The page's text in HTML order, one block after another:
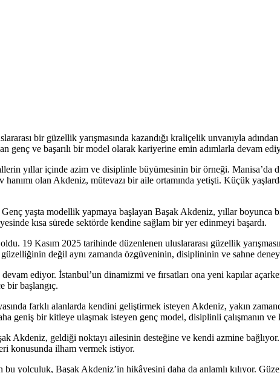
bir güzellik yarışmasında kazandığı kraliçelik unvanıyla
ve başarılı bir model olarak kariyerine emin adımlarla devam
yıllar içinde azim ve disiplinle büyümesinin bir örneği.
olan Akdeniz, mütevazı bir aile ortamında yetişti. Küçük
Genç yaşta modellik yapmaya başlayan Başak Akdeniz, yıllar
kısa sürede sektörde kendine sağlam bir yer edinmeyi başardı.
19 Kasım 2025 tarihinde düzenlenen uluslararası güzellik
değil aynı zamanda özgüveninin, disiplininin ve sahne
ediyor. İstanbul’un dinamizmi ve fırsatları ona yeni kapılar
bir başlangıç.
farklı alanlarda kendini geliştirmek isteyen Akdeniz, yakın
geniş bir kitleye ulaşmak isteyen genç model, disiplinli çalışmanın ve
Akdeniz, geldiği noktayı ailesinin desteğine ve kendi azmine
konusunda ilham vermek istiyor.
bu yolculuk, Başak Akdeniz’in hikâyesini daha da anlamlı kılıyor.